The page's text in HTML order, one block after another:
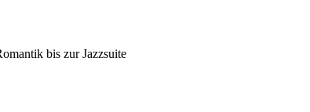
bis zur Jazzsuite